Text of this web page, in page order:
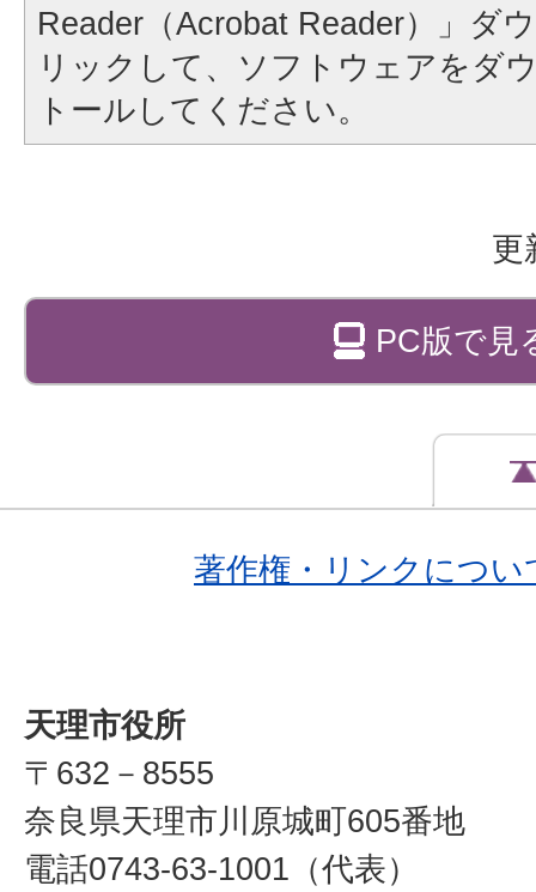
Reader（Acrobat Reader）」ダ
リックして、ソフトウェアをダ
トールしてください。
更
PC版で見
著作権・リンクについ
天理市役所
〒632－8555
奈良県天理市川原城町605番地
電話0743-63-1001（代表）